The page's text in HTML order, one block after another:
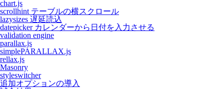
chart.js
scrollhint テーブルの横スクロール
lazysizes 遅延読込
datepicker カレンダーから日付を入力させる
validation engine
parallax.js
simplePARALLAX.js
rellax.js
Masonry
styleswitcher
追加オプションの導入